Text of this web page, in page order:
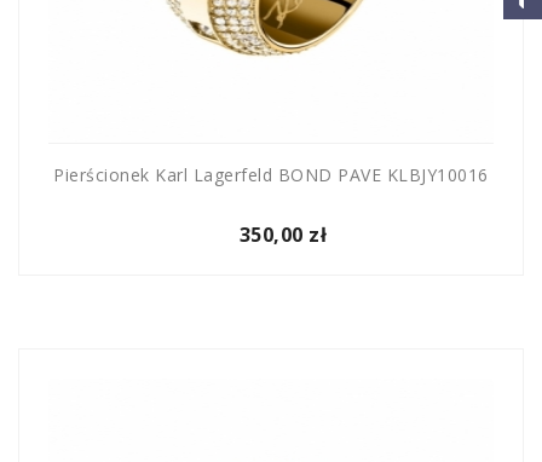
Pierścionek Karl Lagerfeld BOND PAVE KLBJY10016
350,00 zł